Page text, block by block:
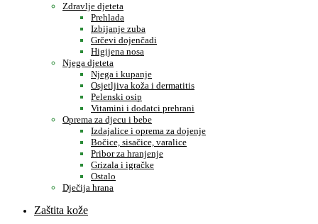
Zdravlje djeteta
Prehlada
Izbijanje zuba
Grčevi dojenčadi
Higijena nosa
Njega djeteta
Njega i kupanje
Osjetljiva koža i dermatitis
Pelenski osip
Vitamini i dodatci prehrani
Oprema za djecu i bebe
Izdajalice i oprema za dojenje
Bočice, sisačice, varalice
Pribor za hranjenje
Grizala i igračke
Ostalo
Dječija hrana
Zaštita kože